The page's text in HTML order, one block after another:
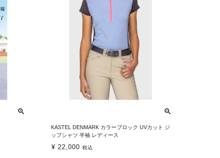
KASTEL DENMARK カラーブロック UVカット ジ
ップシャツ 半袖 レディース
¥ 22,000 税込